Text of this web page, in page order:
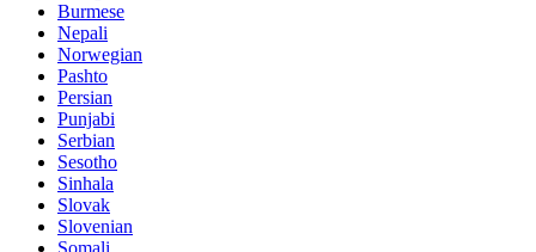
Burmese
Nepali
Norwegian
Pashto
Persian
Punjabi
Serbian
Sesotho
Sinhala
Slovak
Slovenian
Somali